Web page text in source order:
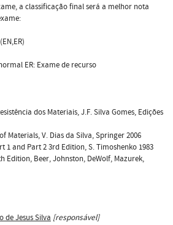
a classificação final será a melhor nota
ER: Exame de recurso
dos Materiais, J.F. Silva Gomes, Edições
Materials, V. Dias da Silva, Springer 2006
1 and Part 2 3rd Edition, S. Timoshenko 1983
Edition, Beer, Johnston, DeWolf, Mazurek,
de Jesus Silva [responsável]